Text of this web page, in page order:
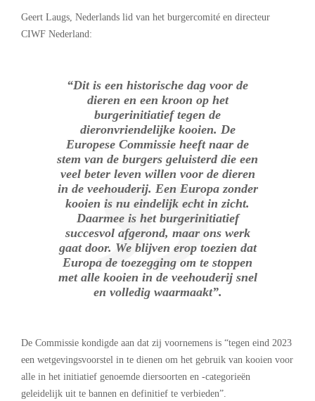
Geert Laugs, Nederlands lid van het burgercomité en directeur
CIWF Nederland:
“Dit is een historische dag voor de
dieren en een kroon op het
burgerinitiatief tegen de
dieronvriendelijke kooien. De
Europese Commissie heeft naar de
stem van de burgers geluisterd die een
veel beter leven willen voor de dieren
in de veehouderij. Een Europa zonder
kooien is nu eindelijk echt in zicht.
Daarmee is het burgerinitiatief
succesvol afgerond, maar ons werk
gaat door. We blijven erop toezien dat
Europa de toezegging om te stoppen
met alle kooien in de veehouderij snel
en volledig waarmaakt”.
De Commissie kondigde aan dat zij voornemens is “tegen eind 2023
een wetgevingsvoorstel in te dienen om het gebruik van kooien voor
alle in het initiatief genoemde diersoorten en -categorieën
geleidelijk uit te bannen en definitief te verbieden”.